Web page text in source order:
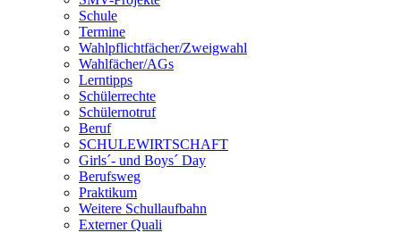
Schule
Termine
Wahlpflichtfächer/Zweigwahl
Wahlfächer/AGs
Lerntipps
Schülerrechte
Schülernotruf
Beruf
SCHULEWIRTSCHAFT
Girls´- und Boys´ Day
Berufsweg
Praktikum
Weitere Schullaufbahn
Externer Quali